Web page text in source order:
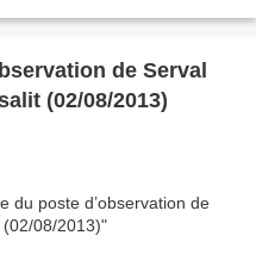
de Serval
(02/08/2013)